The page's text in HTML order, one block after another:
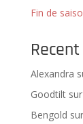
Fin de
Alexandra
Goodtiltsur
Bengold sur